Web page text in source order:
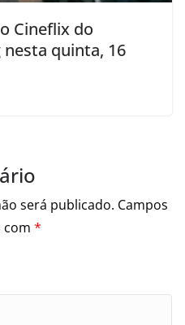
Cineflix do
quinta, 16
será publicado. Campos
com *